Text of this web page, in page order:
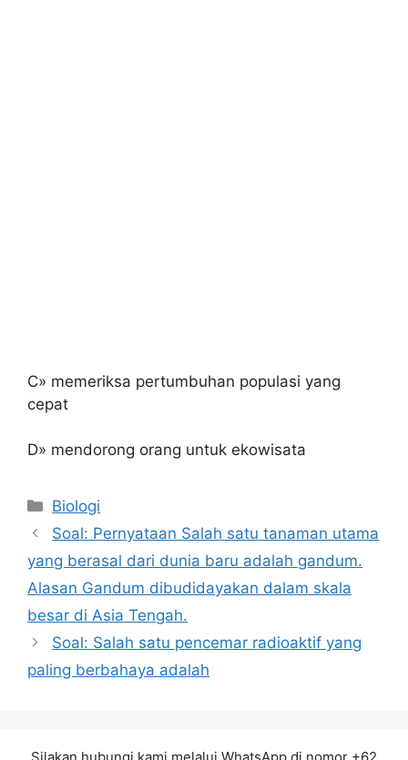
C» memeriksa pertumbuhan populasi yang
cepat
D» mendorong orang untuk ekowisata
Kategori
Biologi
Soal: Pernyataan Salah satu tanaman utama
yang berasal dari dunia baru adalah gandum.
Alasan Gandum dibudidayakan dalam skala
besar di Asia Tengah.
Soal: Salah satu pencemar radioaktif yang
paling berbahaya adalah